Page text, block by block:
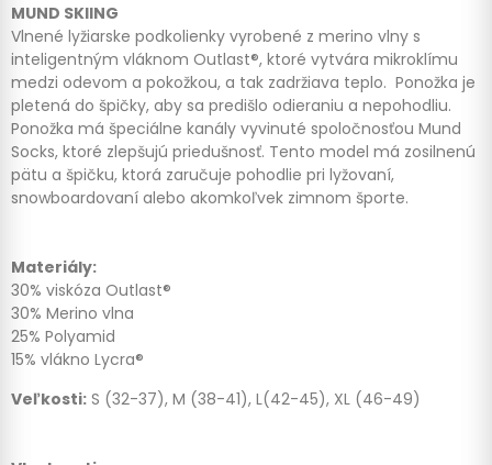
MUND SKIING
Vlnené lyžiarske podkolienky vyrobené z merino vlny s
inteligentným vláknom Outlast®, ktoré vytvára mikroklímu
medzi odevom a pokožkou, a tak zadržiava teplo. Ponožka je
pletená do špičky, aby sa predišlo odieraniu a nepohodliu.
Ponožka má špeciálne kanály vyvinuté spoločnosťou Mund
Socks, ktoré zlepšujú priedušnosť. Tento model má zosilnenú
pätu a špičku, ktorá zaručuje pohodlie pri lyžovaní,
snowboardovaní alebo akomkoľvek zimnom športe.
Materiály:
30% viskóza Outlast®
30% Merino vlna
25% Polyamid
15% vlákno Lycra®
Veľkosti: S (32-37), M (38-41), L(42-45), XL (46-49)